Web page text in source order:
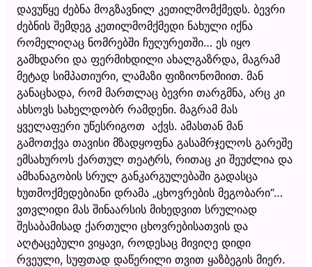
დავუწყე ძებნა მოგზავნილ კეთილმომქმედს. ბევრი
ძებნის შემდეგ კეთილმომქმედი ნახული იქნა
რომელიღაც ნომრებში ჩუღურეთში… ეს იყო
გამხდარი და ფერმიხდილი ახალგაზრდა, მაგრამ
მეტად სიმპათიური, ლამაზი ფიზიონომიით. მან
განაცხადა, რომ მართლაც ბევრი თარგმნა, არც კი
ახსოვს სახელდობრ რამდენი. მაგრამ მას
ყველაფერი უწესრიგოთ აქვს. ამასთან მან
გამოთქვა თავისი მზადყოფნა გასამრჯელოს გარეშე
ემსახუროს ქართულ თეატრს, რითაც კი შეუძლია და
ამხანაგობის სრულ განკარგულებაში გადასცა
ხუთმოქმედებიანი დრამა „ცხოვრების მეგობარი“…
ვთვლიდი მას შინაარსის მიხედვით სრულიად
შესაბამისად ქართული ცხოვრებისათვის და
აღტაცებული ვიყავი, როდესაც მივიღე დიდი
რვეული, სუფთად დაწერილი თვით ყაზბეგის მიერ.